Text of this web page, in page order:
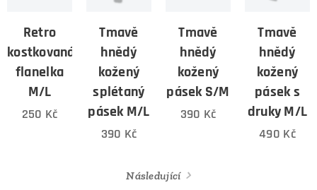
Retro
kostkovaná
flanelka
M/L
250 Kč
Tmavě
hnědý
kožený
splétaný
pásek M/L
390 Kč
Tmavě
hnědý
kožený
pásek S/M
390 Kč
Tmavě
hnědý
kožený
pásek s
druky M/L
490 Kč
Následující